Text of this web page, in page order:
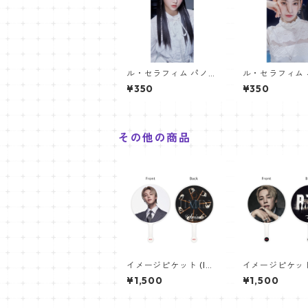
ル・セラフィム パノラ
マポスター (LE SSERA
FIM Poster) 700*33
¥350
ル・セラフィム
マポスター (LE
FIM Poster)
¥350
その他の商品
イメージピケット (Im
age Picket) うちわ -
ジミン(JIMIN-15)
¥1,500
イメージピケッ
age Picket) う
ジミン(JIMIN-
¥1,500